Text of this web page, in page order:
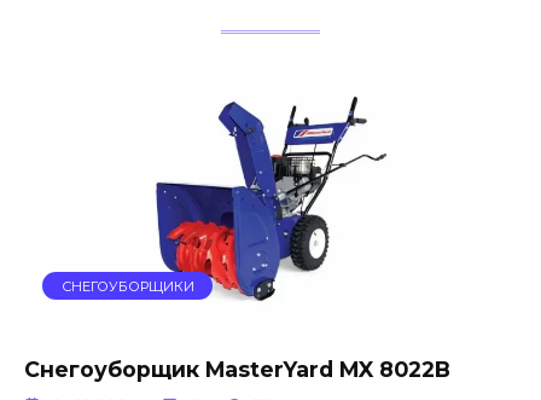
СНЕГОУБОРЩИКИ
Снегоуборщик MasterYard MX 8022B